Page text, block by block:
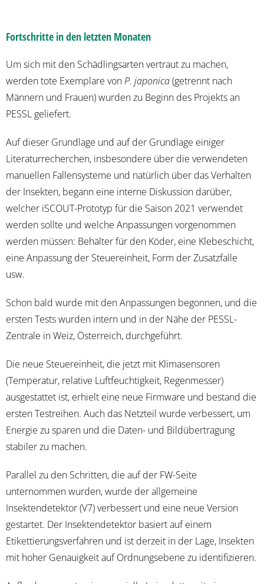
Fortschritte in den letzten Monaten
Um sich mit den Schädlingsarten vertraut zu machen,
werden tote Exemplare vonP. japonica(getrennt nach
Männern und Frauen) wurden zu Beginn des Projekts an
PESSL geliefert.
Auf dieser Grundlage und auf der Grundlage einiger
Literaturrecherchen, insbesondere über die verwendeten
manuellen Fallensysteme und natürlich über das Verhalten
der Insekten, begann eine interne Diskussion darüber,
welcher iSCOUT-Prototyp für die Saison 2021 verwendet
werden sollte und welche Anpassungen vorgenommen
werden müssen: Behälter für den Köder, eine Klebeschicht,
eine Anpassung der Steuereinheit, Form der Zusatzfalle
usw.
Schon bald wurde mit den Anpassungen begonnen, und die
ersten Tests wurden intern und in der Nähe der PESSL-
Zentrale in Weiz, Österreich, durchgeführt.
Die neue Steuereinheit, die jetzt mit Klimasensoren
(Temperatur, relative Luftfeuchtigkeit, Regenmesser)
ausgestattet ist, erhielt eine neue Firmware und bestand die
ersten Testreihen. Auch das Netzteil wurde verbessert, um
Energie zu sparen und die Daten- und Bildübertragung
stabiler zu machen.
Parallel zu den Schritten, die auf der FW-Seite
unternommen wurden, wurde der allgemeine
Insektendetektor (V7) verbessert und eine neue Version
gestartet. Der Insektendetektor basiert auf einem
Etikettierungsverfahren und ist derzeit in der Lage, Insekten
mit hoher Genauigkeit auf Ordnungsebene zu identifizieren.